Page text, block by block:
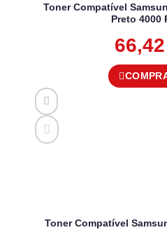
Toner Compatível
Preto 4000
66,42
Toner Compatível